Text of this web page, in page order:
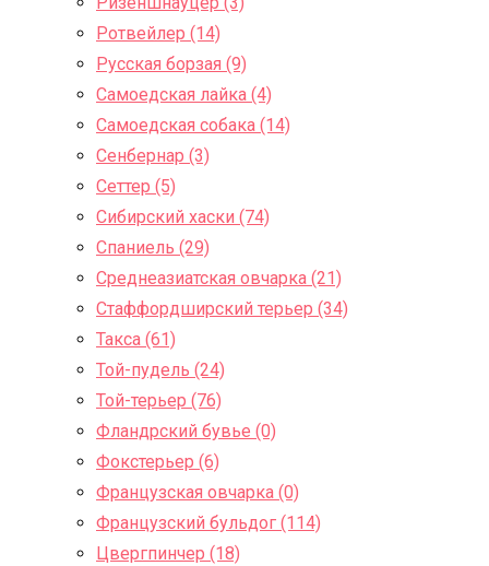
Ротвейлер (14)
Русская борзая (9)
Самоедская лайка (4)
Самоедская собака (14)
Сенбернар (3)
Сеттер (5)
Сибирский хаски (74)
Спаниель (29)
Среднеазиатская овчарка (21)
Стаффордширский терьер (34)
Такса (61)
Той-пудель (24)
Той-терьер (76)
Фландрский бувье (0)
Фокстерьер (6)
Французская овчарка (0)
Французский бульдог (114)
Цвергпинчер (18)